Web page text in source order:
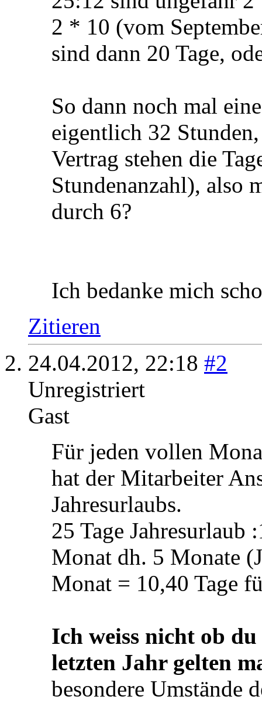
genommen. Meine
eigentlich aus?
25:12 sind ungefähr
2 * 10 (vom
sind dann 20 Tage,
So dann noch mal
eigentlich 32
durch 6?
Ich bedanke mich
Zitieren
24.04.2012, 22:18 #2
Unregistriert
Gast
Für jeden vollen
hat der Mitarbeiter
Jahresurlaubs.
Monat dh. 5 Monate
Monat = 10,40 Tage